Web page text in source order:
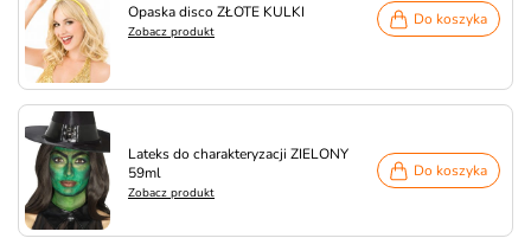
Opaska disco ZŁOTE KULKI
Zobacz produkt
Do koszyka
Lateks do charakteryzacji ZIELONY
59ml
Zobacz produkt
Do koszyka